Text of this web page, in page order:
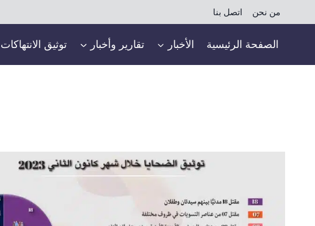
إلى
من نحن اتصل بنا
الصفحة الرئيسية الأخبار تقارير وأخبار توثيق الانتهاكات